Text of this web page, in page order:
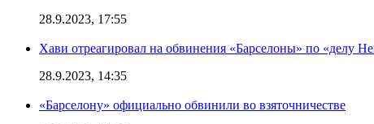
28.9.2023, 17:55
Хави отреагировал на обвинения «Барселоны» по «делу
28.9.2023, 14:35
«Барселону» официально обвинили во взяточничестве